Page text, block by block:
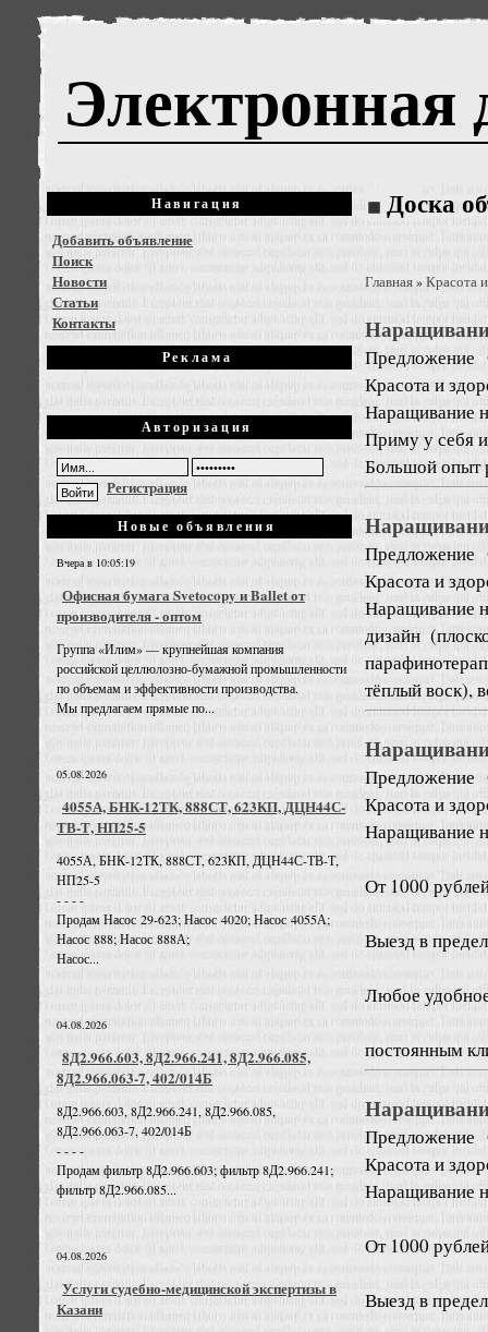
Электронная
Навигация
Добавить объявление
Поиск
Новости
Статьи
Контакты
Реклама
Авторизация
Регистрация
Новые объявления
Вчера в 10:05:19
Офисная бумага Svetocopy и Ballet от
производителя - оптом
Группа «Илим» — крупнейшая компания
российской целлюлозно-бумажной промышленности
по объемам и эффективности производства.
Мы предлагаем прямые по...
05.08.2026
4055А, БНК-12ТК, 888СТ, 623КП, ДЦН44С-
ТВ-Т, НП25-5
4055А, БНК-12ТК, 888СТ, 623КП, ДЦН44С-ТВ-Т,
НП25-5
- - - -
Продам Насос 29-623; Насос 4020; Насос 4055А;
Насос 888; Насос 888А;
Насос...
04.08.2026
8Д2.966.603, 8Д2.966.241, 8Д2.966.085,
8Д2.966.063-7, 402/014Б
8Д2.966.603, 8Д2.966.241, 8Д2.966.085,
8Д2.966.063-7, 402/014Б
- - - -
Продам фильтр 8Д2.966.603; фильтр 8Д2.966.241;
фильтр 8Д2.966.085...
04.08.2026
Услуги судебно-медицинской экспертизы в
Казани
Доска
Главная»Красота
Предложение
Красота и
Наращивание
Приму у себя
Большой опыт
Предложение
Красота и
Наращивание
дизайн
тёплый воск),
Предложение
Красота и
Наращивание
От 1000
Выезд в
Любое
постоянным
Предложение
Красота и
Наращивание
От 1000
Выезд в